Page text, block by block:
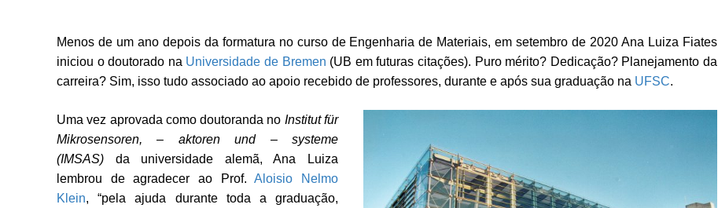
Menos de um ano depois da formatura no curso de Engenharia de Materiais, em setembro de 2020 Ana Luiza Fiates
iniciou o doutorado na Universidade de Bremen (UB em futuras citações). Puro mérito? Dedicação? Planejamento da
carreira? Sim, isso tudo associado ao apoio recebido de professores, durante e após sua graduação na UFSC.
Uma vez aprovada como doutoranda no Institut für
Mikrosensoren, – aktoren und – systeme
(IMSAS)
da universidade alemã,Ana Luiza
lembrou de agradecer ao Prof.Aloisio Nelmo
Klein, “pela ajuda durante toda a graduação,